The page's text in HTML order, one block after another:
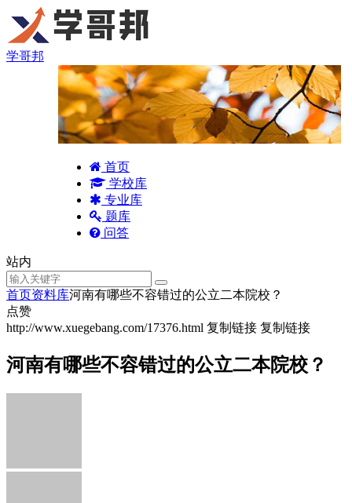
学哥邦
首页
学校库
专业库
题库
问答
站内
首页资料库河南有哪些不容错过的公立二本院校？
点赞
http://www.xuegebang.com/17376.html 复制链接 复制链接
河南有哪些不容错过的公立二本院校？